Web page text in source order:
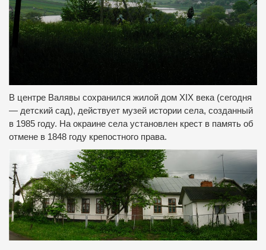
В центре Валявы сохранился жилой дом XIX века (сегодня
— детский сад), действует музей истории села, созданный
в 1985 году. На окраине села установлен крест в память об
отмене в 1848 году крепостного права.